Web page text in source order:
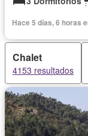
Hace 5 días, 6 horas
Chalet
4153 resultados